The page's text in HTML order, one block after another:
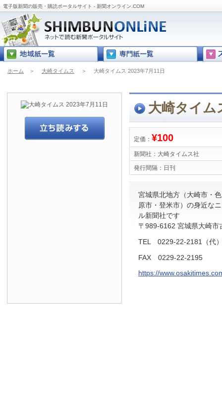
電子版新聞の販売・購読ポータルサイト - 新聞オンライン.COM
ホーム ＞ 大崎タイムス ＞ 大崎タイムス 2023年7月11日
大崎タイム
定価： ¥100
新聞社： 大崎タイムス社
発行間隔： 日刊
宮城県北地方（大崎市・
原市・登米市）の身近な
ル新聞社です
〒989-6162 宮城県大崎
TEL 0229-22-2181（代
FAX 0229-22-2195
https://